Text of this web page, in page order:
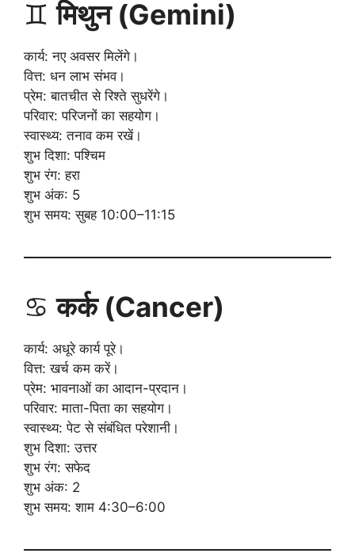
♊मिथुन (Gemini)
कार्य: नए अवसर मिलेंगे।
वित्त: धन लाभ संभव।
प्रेम: बातचीत से रिश्ते सुधरेंगे।
परिवार: परिजनों का सहयोग।
स्वास्थ्य: तनाव कम रखें।
शुभ दिशा: पश्चिम
शुभ रंग: हरा
शुभ अंक: 5
शुभ समय: सुबह 10:00–11:15
♋कर्क (Cancer)
कार्य: अधूरे कार्य पूरे।
वित्त: खर्च कम करें।
प्रेम: भावनाओं का आदान-प्रदान।
परिवार: माता-पिता का सहयोग।
स्वास्थ्य: पेट से संबंधित परेशानी।
शुभ दिशा: उत्तर
शुभ रंग: सफेद
शुभ अंक: 2
शुभ समय: शाम 4:30–6:00